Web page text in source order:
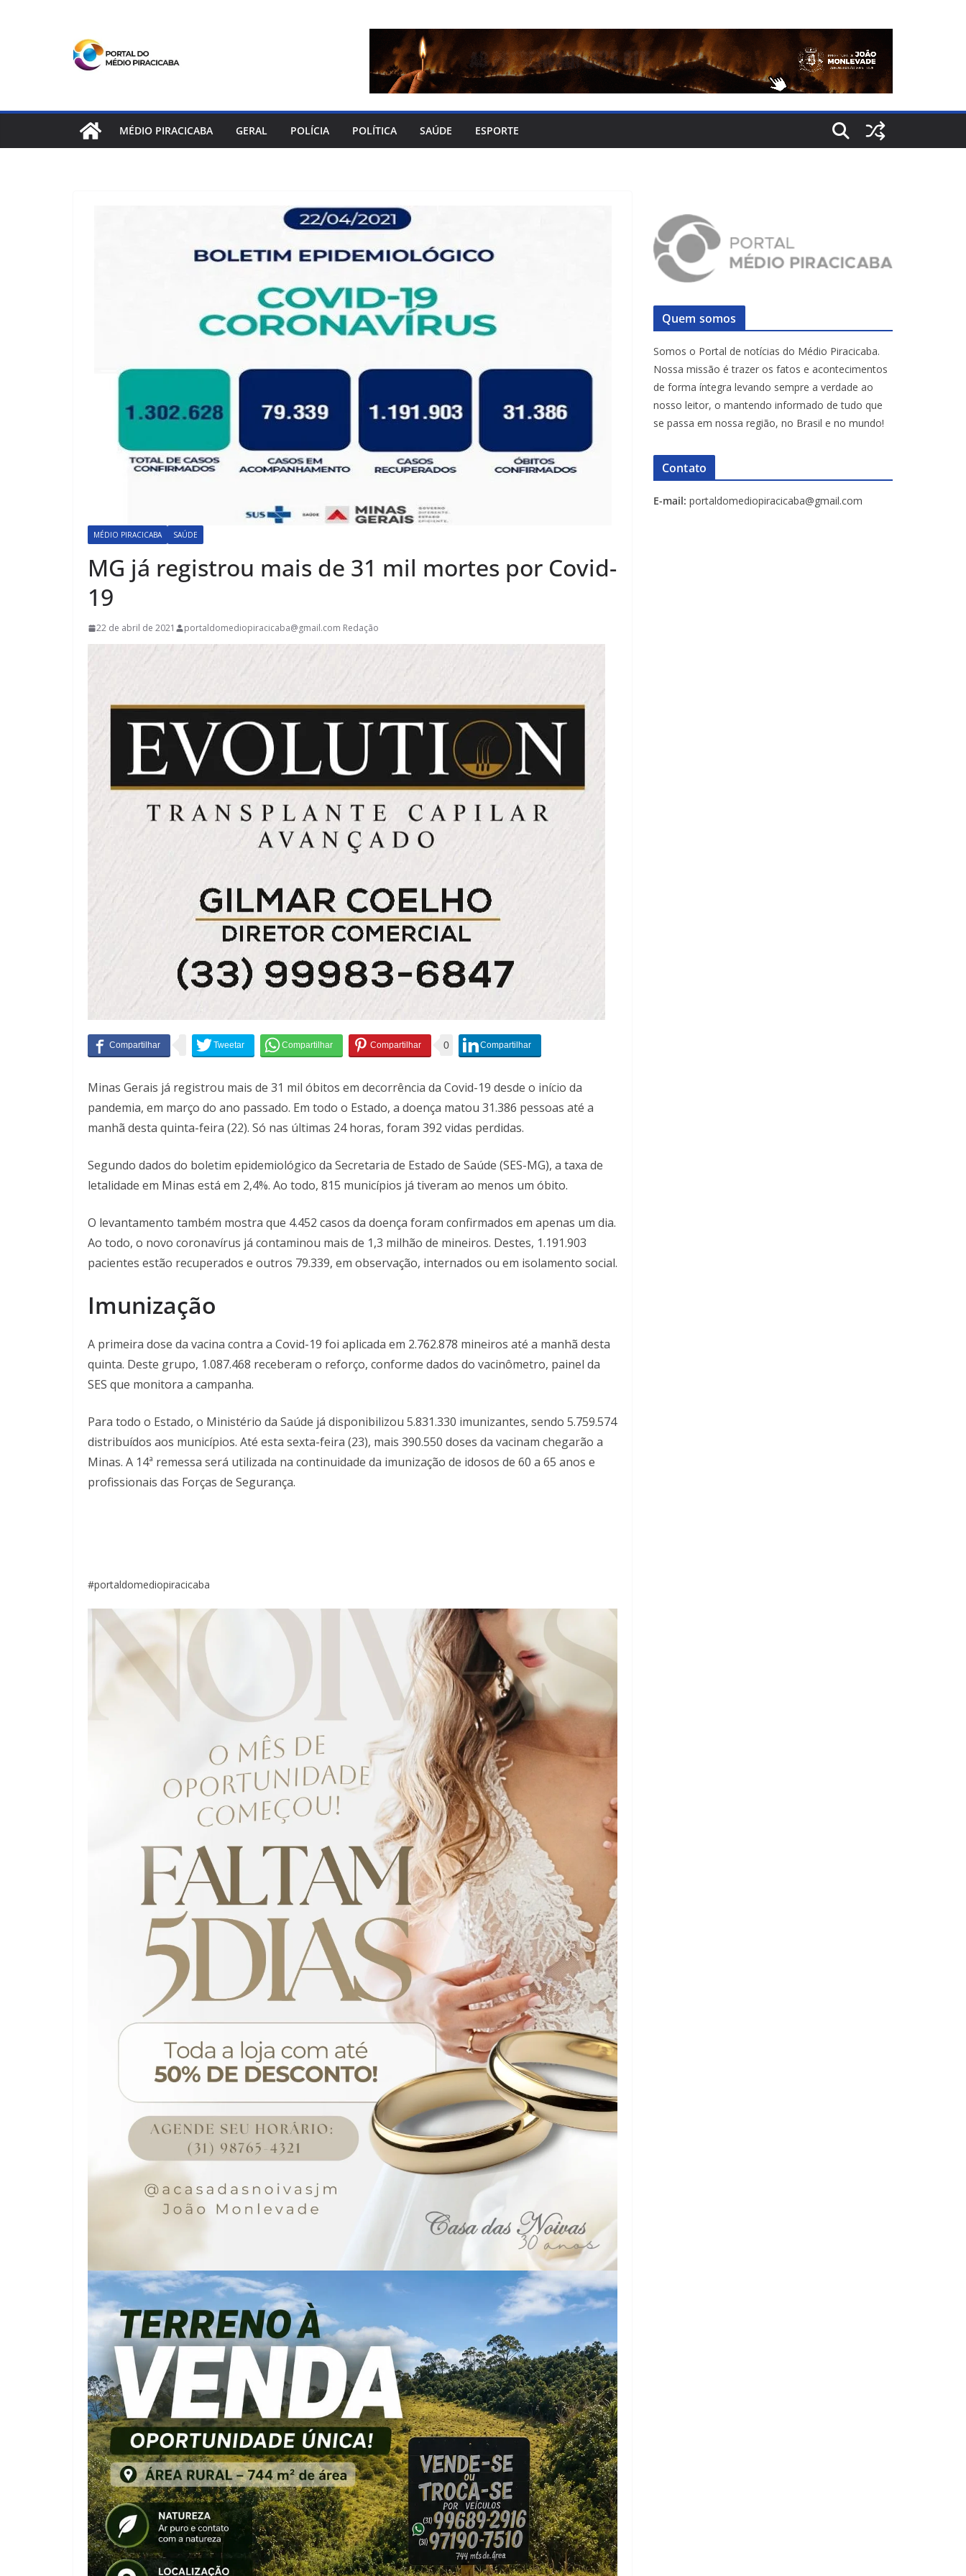
MÉDIO PIRACICABA GERAL POLÍCIA POLÍTICA SAÚDE ESPORTE
MÉDIO PIRACICABA SAÚDE
MG já registrou mais de 31 mil mortes por Covid-
19
22 de abril de 2021 portaldomediopiracicaba@gmail.com Redação
0
Minas Gerais já registrou mais de 31 mil óbitos em decorrência da Covid-19 desde o início da
pandemia, em março do ano passado. Em todo o Estado, a doença matou 31.386 pessoas até a
manhã desta quinta-feira (22). Só nas últimas 24 horas, foram 392 vidas perdidas.
Segundo dados do boletim epidemiológico da Secretaria de Estado de Saúde (SES-MG), a taxa de
letalidade em Minas está em 2,4%. Ao todo, 815 municípios já tiveram ao menos um óbito.
O levantamento também mostra que 4.452 casos da doença foram confirmados em apenas um dia.
Ao todo, o novo coronavírus já contaminou mais de 1,3 milhão de mineiros. Destes, 1.191.903
pacientes estão recuperados e outros 79.339, em observação, internados ou em isolamento social.
Imunização
A primeira dose da vacina contra a Covid-19 foi aplicada em 2.762.878 mineiros até a manhã desta
quinta. Deste grupo, 1.087.468 receberam o reforço, conforme dados do vacinômetro, painel da
SES que monitora a campanha.
Para todo o Estado, o Ministério da Saúde já disponibilizou 5.831.330 imunizantes, sendo 5.759.574
distribuídos aos municípios. Até esta sexta-feira (23), mais 390.550 doses da vacinam chegarão a
Minas. A 14ª remessa será utilizada na continuidade da imunização de idosos de 60 a 65 anos e
profissionais das Forças de Segurança.
#portaldomediopiracicaba
Quem somos
Somos o Portal de notícias do Médio Piracicaba.
Nossa missão é trazer os fatos e acontecimentos
de forma íntegra levando sempre a verdade ao
nosso leitor, o mantendo informado de tudo que
se passa em nossa região, no Brasil e no mundo!
Contato
E-mail: portaldomediopiracicaba@gmail.com